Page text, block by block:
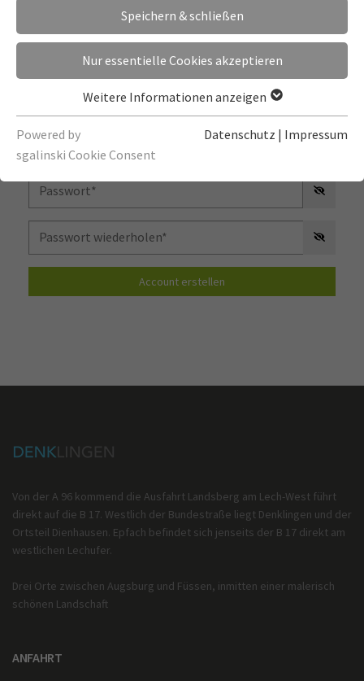
Speichern & schließen
Nur essentielle Cookies akzeptieren
Weitere Informationen anzeigen
Powered by
sgalinski Cookie Consent
Datenschutz | Impressum
Datei auswählen
Nutze dein Gravatar-Bild
Account erstellen
Von der A 96 kommend die Ausfahrt Landsberg am Lech-West führt
direkt auf die B 17. Westlich der Bundestraße liegt Denklingen und der
Ortsteil Dienhausen. Epfach befindet sich jenseits der B 17 direkt am
westlichen Lechufer.
Drei Orte zwischen Augsburg und Füssen, inmitten einer malerisch
schönen Landschaft
ANFAHRT